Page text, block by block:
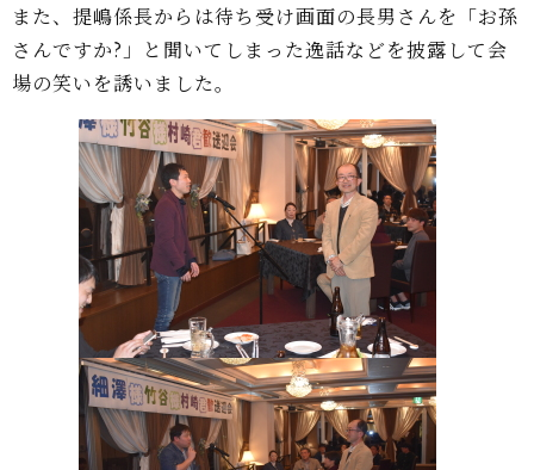
また、提嶋係長からは待ち受け画面の長男さんを「お孫
さんですか?」と聞いてしまった逸話などを披露して会
場の笑いを誘いました。